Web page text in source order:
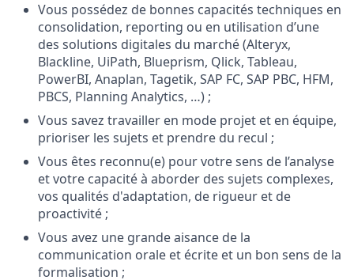
Vous possédez de bonnes capacités techniques en
consolidation, reporting ou en utilisation d’une
des solutions digitales du marché (Alteryx,
Blackline, UiPath, Blueprism, Qlick, Tableau,
PowerBI, Anaplan, Tagetik, SAP FC, SAP PBC, HFM,
PBCS, Planning Analytics, …) ;
Vous savez travailler en mode projet et en équipe,
prioriser les sujets et prendre du recul ;
Vous êtes reconnu(e) pour votre sens de l’analyse
et votre capacité à aborder des sujets complexes,
vos qualités d'adaptation, de rigueur et de
proactivité ;
Vous avez une grande aisance de la
communication orale et écrite et un bon sens de la
formalisation ;